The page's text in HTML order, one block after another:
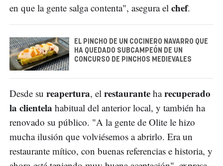
en que la gente salga contenta", asegura el chef.
EL PINCHO DE UN COCINERO NAVARRO QUE
HA QUEDADO SUBCAMPEÓN DE UN
CONCURSO DE PINCHOS MEDIEVALES
Desde su reapertura, el restaurante harecuperado
la clientela habitual del anterior local, y también ha
renovado su público. "A la gente de Olite le hizo
mucha ilusión que volviésemos a abrirlo. Era un
restaurante mítico, con buenas referencias e historia, y